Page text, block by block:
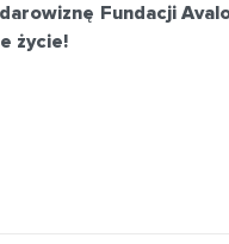
Fundacji
życie!